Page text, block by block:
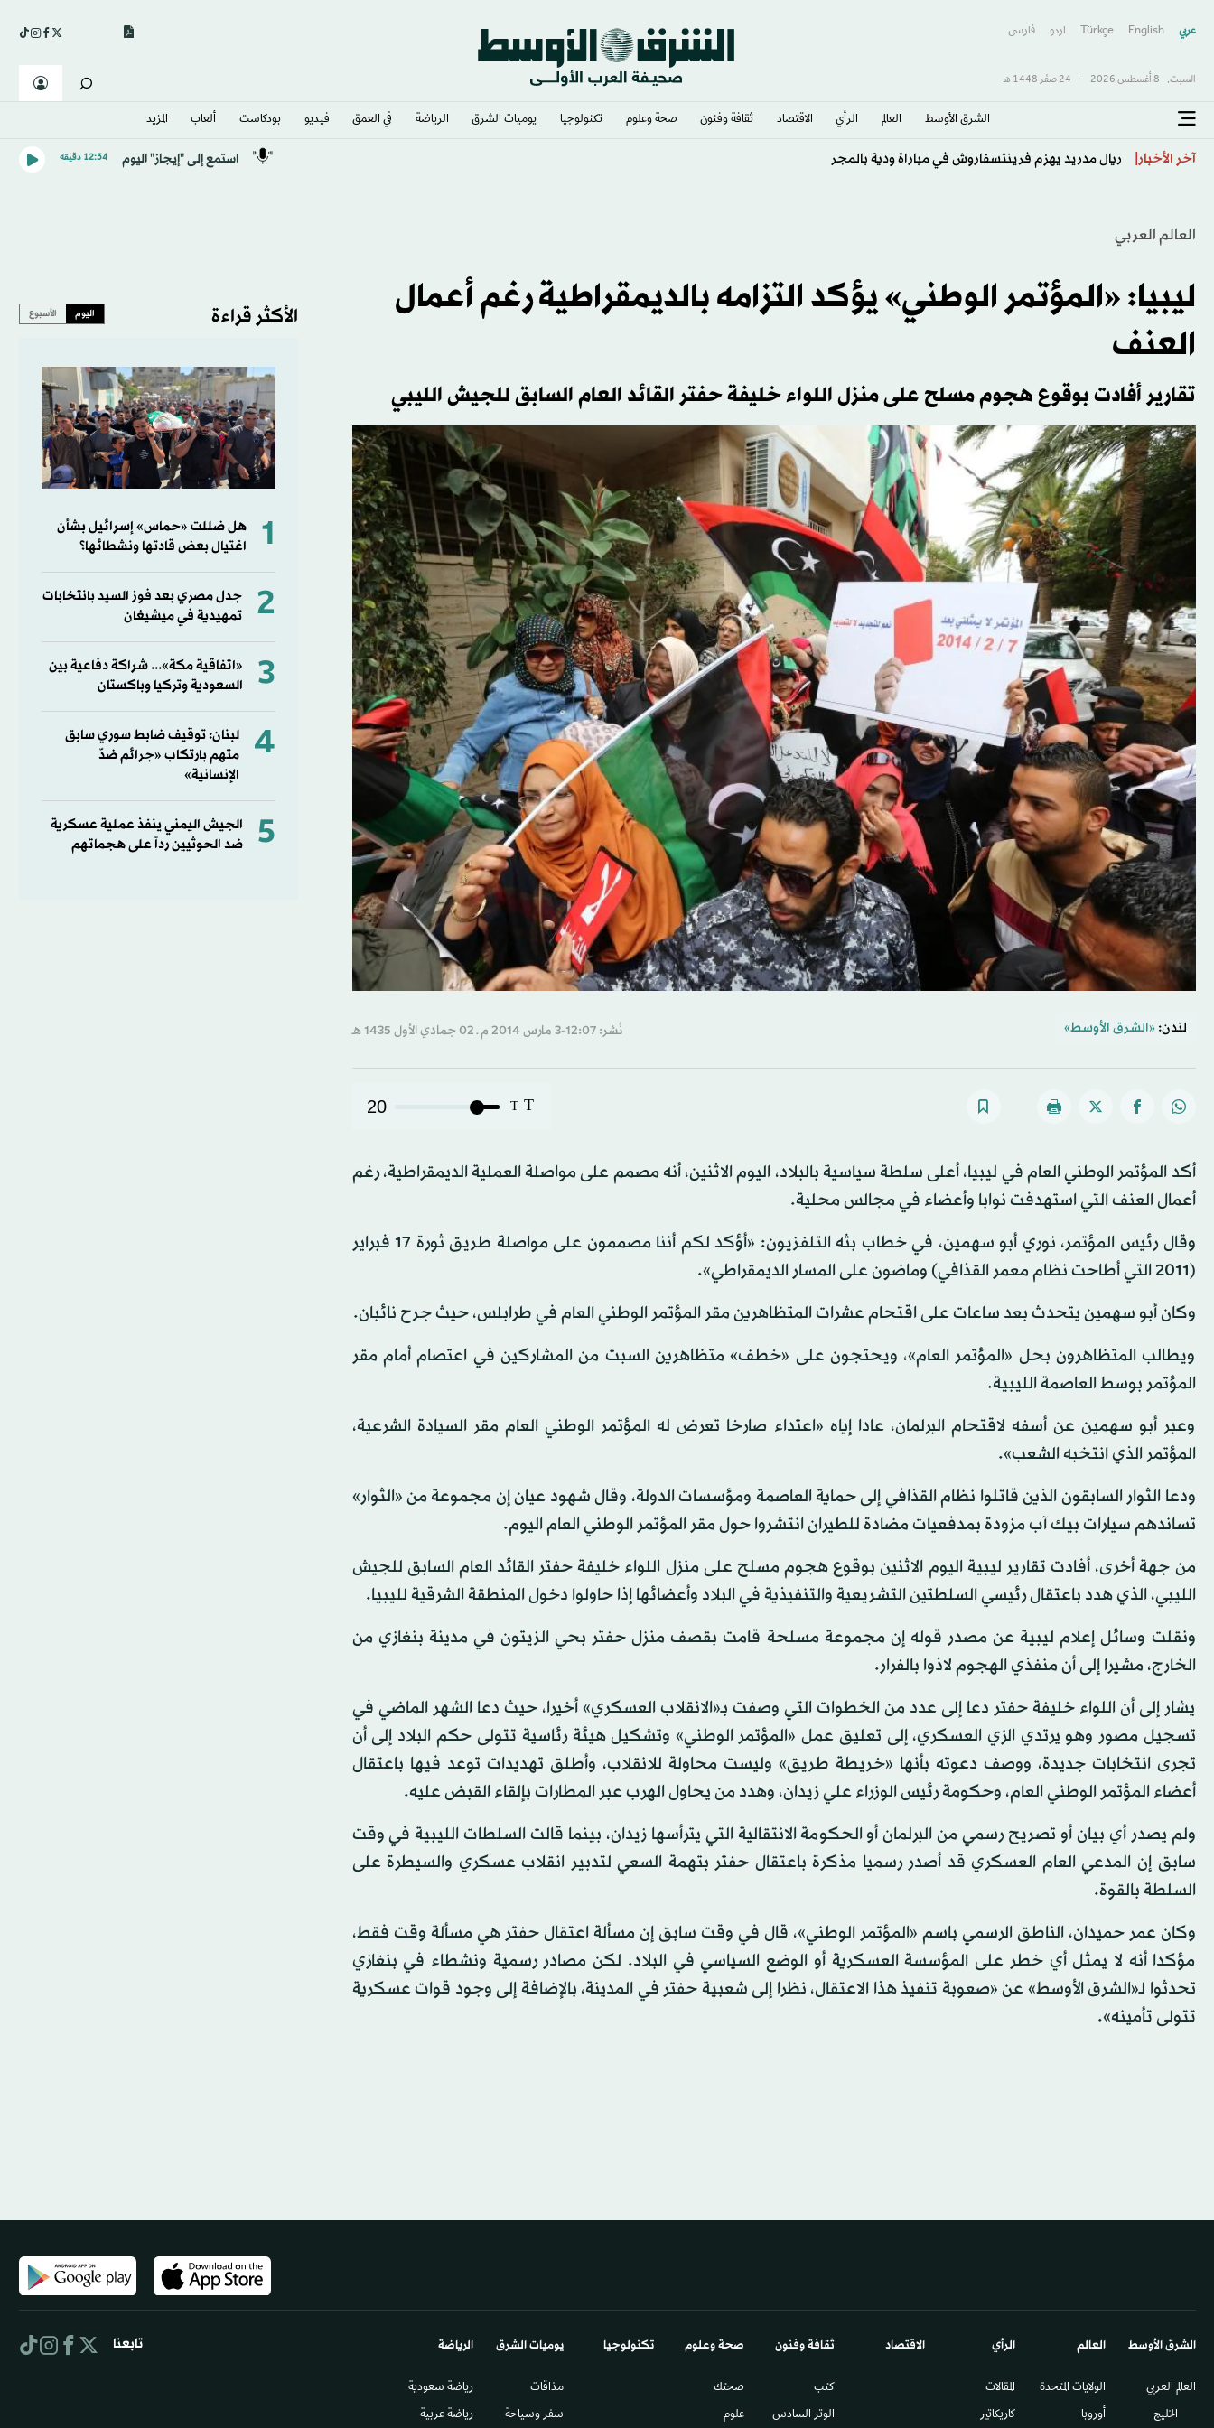
عربي English
Türkçe اردو فارسى
السبت, 8 أغسطس 2026 - 24 صفَر 1448 هـ
الشرق الأوسط​ العالم الرأي الاقتصاد ثقافة وفنون صحة وعلوم تكنولوجيا يوميات الشرق​ الرياضة في العمق فيديو بودكاست ألعاب المزيد
آخر الأخبار
الأهلي يتحرك لضم مارك كاسادو من برشلونة
استمع إلى "إيجاز" اليوم 12:34 دقيقه
العالم العربي
ليبيا: «المؤتمر الوطني» يؤكد التزامه بالديمقراطية رغم أعمال
العنف
تقارير أفادت بوقوع هجوم مسلح على منزل اللواء خليفة حفتر القائد العام السابق للجيش الليبي
لندن: «الشرق الأوسط» نُشر: 12:07-3 مارس 2014 م ـ 02 جمادي الأول 1435 هـ
T
T
20
أكد المؤتمر الوطني العام في ليبيا، أعلى سلطة سياسية بالبلاد، اليوم الاثنين، أنه مصمم على مواصلة العملية الديمقراطية، رغم
أعمال العنف التي استهدفت نوابا وأعضاء في مجالس محلية.
وقال رئيس المؤتمر، نوري أبو سهمين، في خطاب بثه التلفزيون: «أؤكد لكم أننا مصممون على مواصلة طريق ثورة 17 فبراير
(2011 التي أطاحت نظام معمر القذافي) وماضون على المسار الديمقراطي».
وكان أبو سهمين يتحدث بعد ساعات على اقتحام عشرات المتظاهرين مقر المؤتمر الوطني العام في طرابلس، حيث جرح نائبان.
ويطالب المتظاهرون بحل «المؤتمر العام»، ويحتجون على «خطف» متظاهرين السبت من المشاركين في اعتصام أمام مقر
المؤتمر بوسط العاصمة الليبية.
وعبر أبو سهمين عن أسفه لاقتحام البرلمان، عادا إياه «اعتداء صارخا تعرض له المؤتمر الوطني العام مقر السيادة الشرعية،
المؤتمر الذي انتخبه الشعب».
ودعا الثوار السابقون الذين قاتلوا نظام القذافي إلى حماية العاصمة ومؤسسات الدولة، وقال شهود عيان إن مجموعة من «الثوار»
تساندهم سيارات بيك آب مزودة بمدفعيات مضادة للطيران انتشروا حول مقر المؤتمر الوطني العام اليوم.
من جهة أخرى، أفادت تقارير ليبية اليوم الاثنين بوقوع هجوم مسلح على منزل اللواء خليفة حفتر القائد العام السابق للجيش
الليبي، الذي هدد باعتقال رئيسي السلطتين التشريعية والتنفيذية في البلاد وأعضائها إذا حاولوا دخول المنطقة الشرقية لليبيا.
ونقلت وسائل إعلام ليبية عن مصدر قوله إن مجموعة مسلحة قامت بقصف منزل حفتر بحي الزيتون في مدينة بنغازي من
الخارج، مشيرا إلى أن منفذي الهجوم لاذوا بالفرار.
يشار إلى أن اللواء خليفة حفتر دعا إلى عدد من الخطوات التي وصفت بـ«الانقلاب العسكري» أخيرا، حيث دعا الشهر الماضي في
تسجيل مصور وهو يرتدي الزي العسكري، إلى تعليق عمل «المؤتمر الوطني» وتشكيل هيئة رئاسية تتولى حكم البلاد إلى أن
تجرى انتخابات جديدة، ووصف دعوته بأنها «خريطة طريق» وليست محاولة للانقلاب، وأطلق تهديدات توعد فيها باعتقال
أعضاء المؤتمر الوطني العام، وحكومة رئيس الوزراء علي زيدان، وهدد من يحاول الهرب عبر المطارات بإلقاء القبض عليه.
ولم يصدر أي بيان أو تصريح رسمي من البرلمان أو الحكومة الانتقالية التي يترأسها زيدان، بينما قالت السلطات الليبية في وقت
سابق إن المدعي العام العسكري قد أصدر رسميا مذكرة باعتقال حفتر بتهمة السعي لتدبير انقلاب عسكري والسيطرة على
السلطة بالقوة.
وكان عمر حميدان، الناطق الرسمي باسم «المؤتمر الوطني»، قال في وقت سابق إن مسألة اعتقال حفتر هي مسألة وقت فقط،
مؤكدا أنه لا يمثل أي خطر على المؤسسة العسكرية أو الوضع السياسي في البلاد. لكن مصادر رسمية ونشطاء في بنغازي
تحدثوا لـ«الشرق الأوسط» عن «صعوبة تنفيذ هذا الاعتقال، نظرا إلى شعبية حفتر في المدينة، بالإضافة إلى وجود قوات عسكرية
تتولى تأمينه».
الأكثر قراءة اليوم الأسبوع
1
هل ضللت «حماس» إسرائيل بشأن
اغتيال بعض قادتها ونشطائها؟
2
جدل مصري بعد فوز السيد بانتخابات
تمهيدية في ميشيغان
3
«اتفاقية مكة»... شراكة دفاعية بين
السعودية وتركيا وباكستان
4
لبنان: توقيف ضابط سوري سابق
متهم بارتكاب «جرائم ضدّ
الإنسانية»
5
الجيش اليمني ينفذ عملية عسكرية
ضد الحوثيين رداً على هجماتهم
الشرق الأوسط​
العالم العربي
الخليج
العالم
الولايات المتحدة
أوروبا
الرأي
المقالات
كاريكاتير
الاقتصاد ثقافة وفنون
كتب
الوتر السادس​
صحة وعلوم
صحتك
علوم
تكنولوجيا يوميات الشرق​
مذاقات
سفر وسياحة
الرياضة
رياضة سعودية
رياضة عربية
تابعنا